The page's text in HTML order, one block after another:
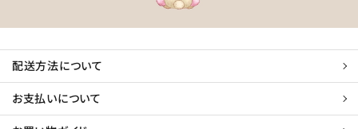
配送方法について
お支払いについて